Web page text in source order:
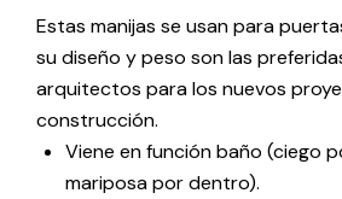
Estas manijas se usan para
su diseño y peso son las
arquitectos para los nuevos
construcción.
Viene en función baño (ciego
mariposa por dentro).